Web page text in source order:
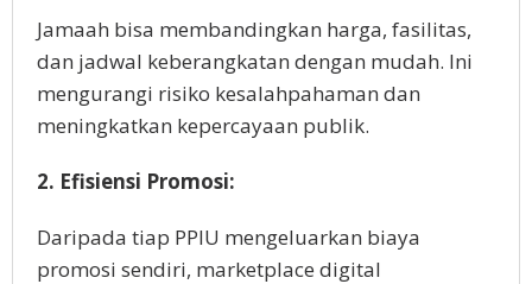
Jamaah bisa membandingkan harga, fasilitas,
dan jadwal keberangkatan dengan mudah. Ini
mengurangi risiko kesalahpahaman dan
meningkatkan kepercayaan publik.
2. Efisiensi Promosi:
Daripada tiap PPIU mengeluarkan biaya
promosi sendiri, marketplace digital